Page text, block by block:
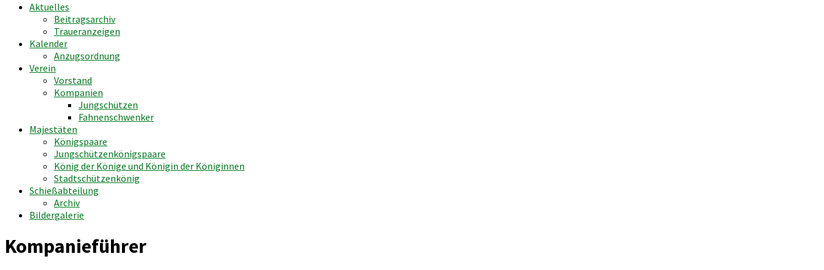
Aktuelles
Beitragsarchiv
Traueranzeigen
Kalender
Anzugsordnung
Verein
Vorstand
Kompanien
Jungschützen
Fahnenschwenker
Majestäten
Königspaare
Jungschützenkönigspaare
König der Könige und Königin der Königinnen
Stadtschützenkönig
Schießabteilung
Archiv
Bildergalerie
Kompanieführer